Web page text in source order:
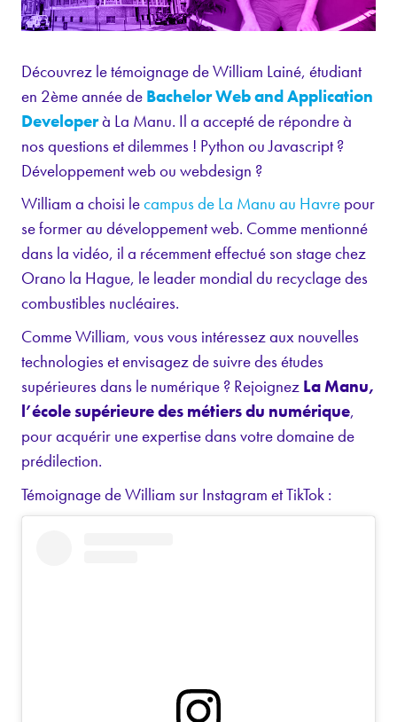
Découvrez le témoignage de William Lainé, étudiant
en 2ème année de Bachelor Web and Application
Developerà La Manu. Il a accepté de répondre à
nos questions et dilemmes ! Python ou Javascript ?
Développement web ou webdesign ?
William a choisi lecampus de La Manu au Havre pour
se former au développement web. Comme mentionné
dans la vidéo, il a récemment effectué son stage chez
Orano la Hague, le leader mondial du recyclage des
combustibles nucléaires.
Comme William, vous vous intéressez aux nouvelles
technologies et envisagez de suivre des études
supérieures dans le numérique ? Rejoignez La Manu,
l’école supérieure des métiers du numérique,
pour acquérir une expertise dans votre domaine de
prédilection.
Témoignage de William sur Instagram et TikTok :